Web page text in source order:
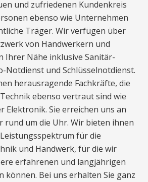
und zufriedenen Kundenkreis
ebenso wie Unternehmen
Träger. Wir verfügen über
von Handwerkern und
Ihrer Nähe inklusive Sanitär-
Notdienst und Schlüsselnotdienst.
herausragende Fachkräfte, die
ebenso vertraut sind wie
Elektronik. Sie erreichen uns an
rund um die Uhr. Wir bieten ihnen
für die
und Handwerk, für die wir
erfahrenen und langjährigen
können. Bei uns erhalten Sie ganz